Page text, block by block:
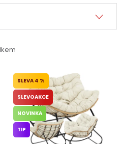
4 %
SLEVOAKCE
NOVINKA
TIP